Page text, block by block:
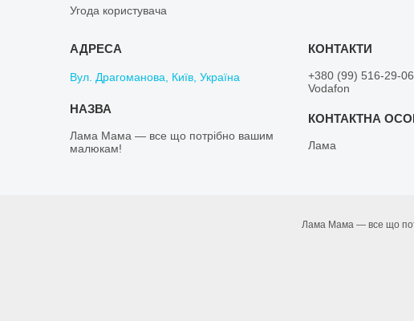
Угода користувача
Вул. Драгоманова, Київ, Україна
Лама Мама — все що потрібно вашим
малюкам!
+380 (99) 516-29-06
Vodafon
Лама